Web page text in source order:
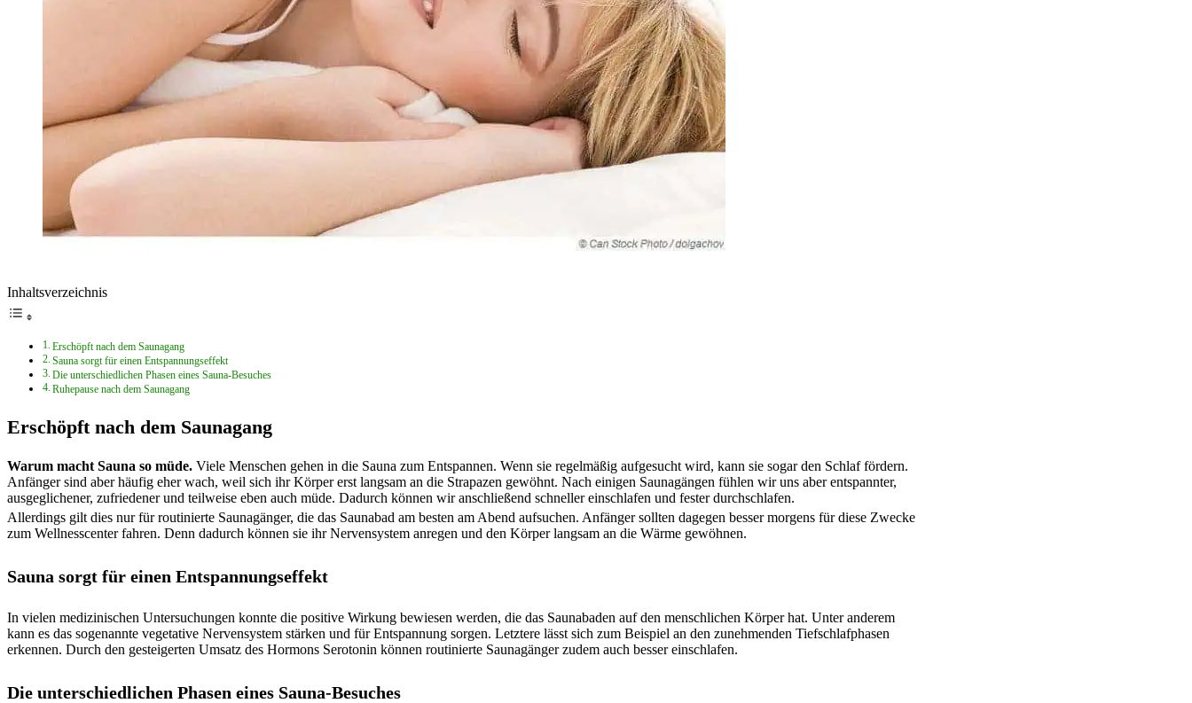
Inhaltsverzeichnis
Erschöpft nach dem Saunagang
Sauna sorgt für einen Entspannungseffekt
Die unterschiedlichen Phasen eines Sauna-Besuches
Ruhepause nach dem Saunagang
Erschöpft nach dem Saunagang
Warum macht Sauna so müde. Viele Menschen gehen in die Sauna zum Entspannen. Wenn sie regelmäßig aufgesucht wird, kann sie sogar den Schlaf fördern.
Anfänger sind aber häufig eher wach, weil sich ihr Körper erst langsam an die Strapazen gewöhnt. Nach einigen Saunagängen fühlen wir uns aber entspannter,
ausgeglichener, zufriedener und teilweise eben auch müde. Dadurch können wir anschließend schneller einschlafen und fester durchschlafen.
Allerdings gilt dies nur für routinierte Saunagänger, die das Saunabad am besten am Abend aufsuchen. Anfänger sollten dagegen besser morgens für diese Zwecke
zum Wellnesscenter fahren. Denn dadurch können sie ihr Nervensystem anregen und den Körper langsam an die Wärme gewöhnen.
Sauna sorgt für einen Entspannungseffekt
In vielen medizinischen Untersuchungen konnte die positive Wirkung bewiesen werden, die das Saunabaden auf den menschlichen Körper hat. Unter anderem
kann es das sogenannte vegetative Nervensystem stärken und für Entspannung sorgen. Letztere lässt sich zum Beispiel an den zunehmenden Tiefschlafphasen
erkennen. Durch den gesteigerten Umsatz des Hormons Serotonin können routinierte Saunagänger zudem auch besser einschlafen.
Die unterschiedlichen Phasen eines Sauna-Besuches